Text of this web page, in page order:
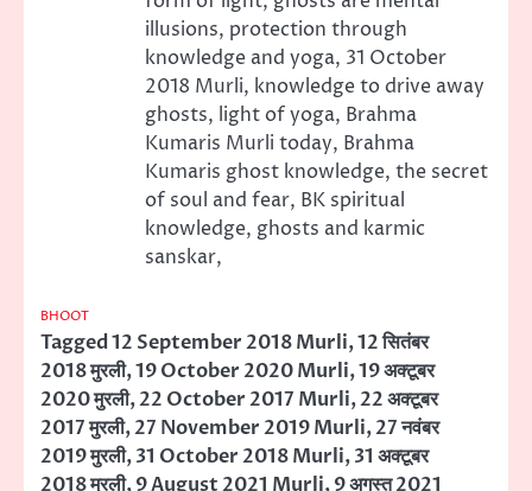
illusions, protection through
knowledge and yoga, 31 October
2018 Murli, knowledge to drive away
ghosts, light of yoga, Brahma
Kumaris Murli today, Brahma
Kumaris ghost knowledge, the secret
of soul and fear, BK spiritual
knowledge, ghosts and karmic
sanskar,
BHOOT
Tagged12 September 2018 Murli,12 सितंबर
2018 मुरली,19 October 2020 Murli,19 अक्टूबर
2020 मुरली,22 October 2017 Murli,22 अक्टूबर
2017 मुरली,27 November 2019 Murli,27 नवंबर
2019 मुरली,31 October 2018 Murli,31 अक्टूबर
2018 मुरली,9 August 2021 Murli,9 अगस्त 2021